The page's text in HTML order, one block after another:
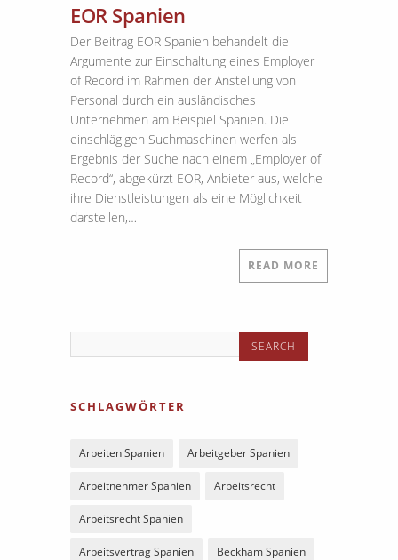
EOR Spanien
Der Beitrag EOR Spanien behandelt die
Argumente zur Einschaltung eines Employer
of Record im Rahmen der Anstellung von
Personal durch ein ausländisches
Unternehmen am Beispiel Spanien. Die
einschlägigen Suchmaschinen werfen als
Ergebnis der Suche nach einem „Employer of
Record“, abgekürzt EOR, Anbieter aus, welche
ihre Dienstleistungen als eine Möglichkeit
darstellen,…
READ MORE
SCHLAGWÖRTER
Arbeiten Spanien Arbeitgeber Spanien
Arbeitnehmer Spanien Arbeitsrecht
Arbeitsrecht Spanien
Arbeitsvertrag Spanien Beckham Spanien